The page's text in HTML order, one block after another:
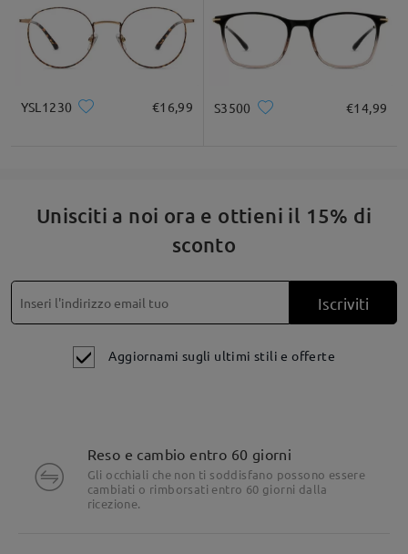
YSL1230 €16,99 S3500 €14,99
Unisciti a noi ora e ottieni il 15% di
sconto
Iscriviti
Aggiornami sugli ultimi stili e offerte
Reso e cambio entro 60 giorni
Gli occhiali che non ti soddisfano possono essere
cambiati o rimborsati entro 60 giorni dalla
ricezione.